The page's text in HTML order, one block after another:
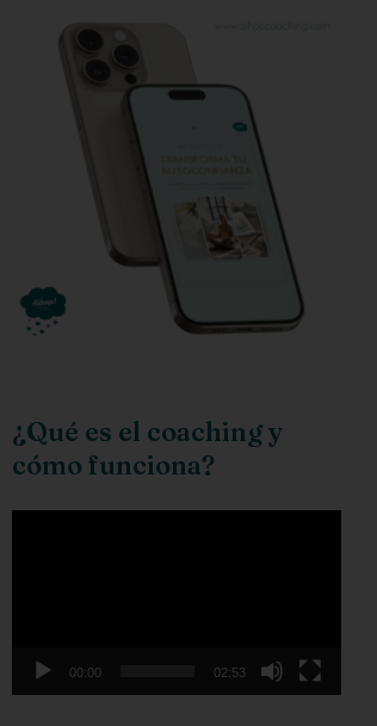
¿Qué es el coaching y
cómo funciona?
00:00 02:53